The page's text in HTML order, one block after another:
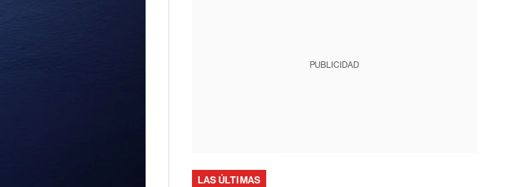
PUBLICIDAD
LAS ÚLTIMAS